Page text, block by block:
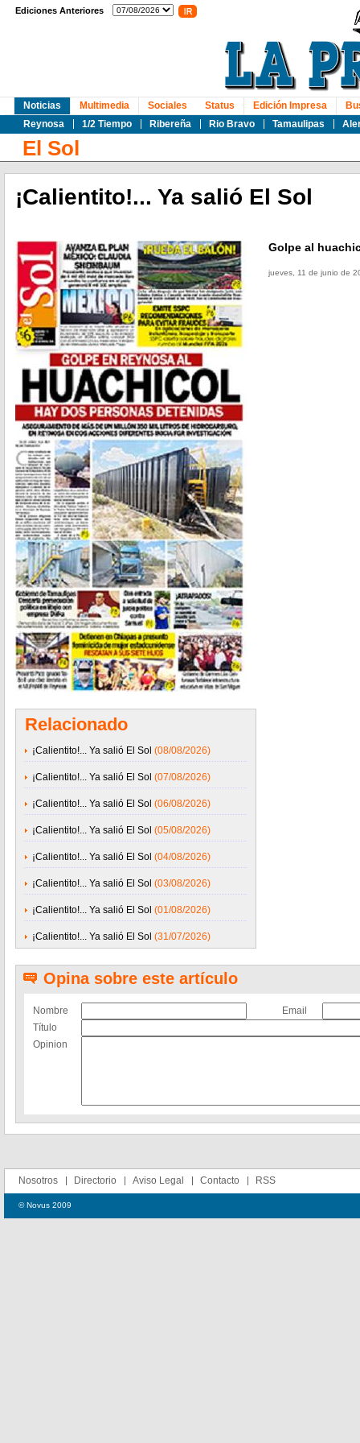
Ediciones Anteriores
Noticias
Reynosa
1/2 Tiempo Ribereña Rio Bravo Tamaulipas
Multimedia Sociales Status Edición Impresa
El Sol
¡Calientito!... Ya salió El Sol
Relacionado
¡Calientito!... Ya salió El Sol (08/08/2026)
¡Calientito!... Ya salió El Sol (07/08/2026)
¡Calientito!... Ya salió El Sol (06/08/2026)
¡Calientito!... Ya salió El Sol (05/08/2026)
¡Calientito!... Ya salió El Sol (04/08/2026)
¡Calientito!... Ya salió El Sol (03/08/2026)
¡Calientito!... Ya salió El Sol (01/08/2026)
¡Calientito!... Ya salió El Sol (31/07/2026)
Golpe al
jueves, 11 de junio de
Opina sobre este artículo
Nombre
Email
Título
Opinion
Nosotros Directorio Aviso Legal Contacto RSS
© Novus 2009